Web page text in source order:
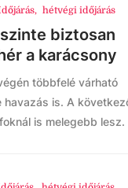
, hétvégi időjárás
biztosan
a karácsony
többfelé várható
havazás is. A
is melegebb lesz.